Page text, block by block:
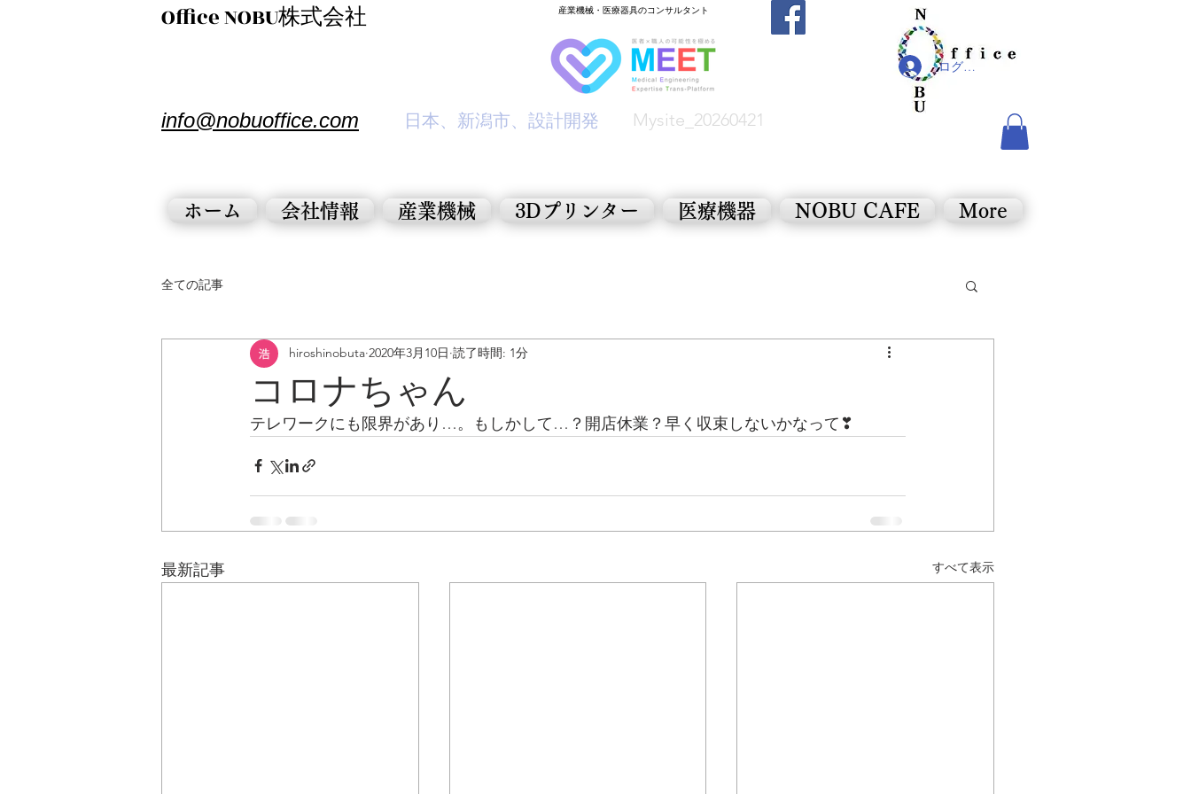
​Office NOBU株式会社
​info@nobuoffice.com ​日本、新潟市、設計開発
​産業機械・医療器具のコンサルタント
ログイン
Mysite_20260421
ホーム 会社情報 産業機械 3Dプリンター 医療機器 NOBU CAFE More
全ての記事
コロナちゃん
hiroshinobuta 2020年3月10日 読了時間: 1分
テレワークにも限界があり…。もしかして…？開店休業？早く収束しないかなって❣
最新記事 すべて表示